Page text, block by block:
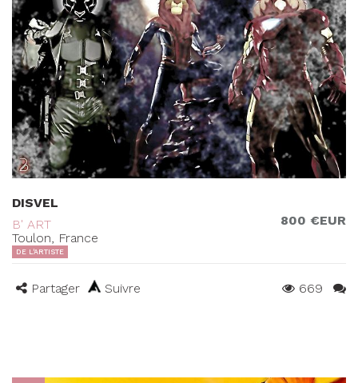
DISVEL
B' ART
Toulon, France
800 €EUR
DE L'ARTISTE
Partager Suivre 669